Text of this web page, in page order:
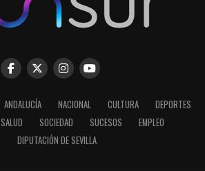
ANDALUCÍA NACIONAL CULTURA
DEPORTES
SALUD SOCIEDAD SUCESOS
EMPLEO
DIPUTACIÓN DE SEVILLA